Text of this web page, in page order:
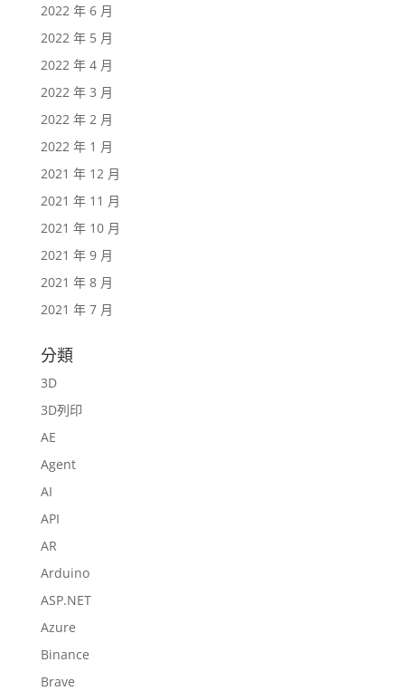
2022 年 6 月
2022 年 5 月
2022 年 4 月
2022 年 3 月
2022 年 2 月
2022 年 1 月
2021 年 12 月
2021 年 11 月
2021 年 10 月
2021 年 9 月
2021 年 8 月
2021 年 7 月
分類
3D
3D列印
AE
Agent
AI
API
AR
Arduino
ASP.NET
Azure
Binance
Brave